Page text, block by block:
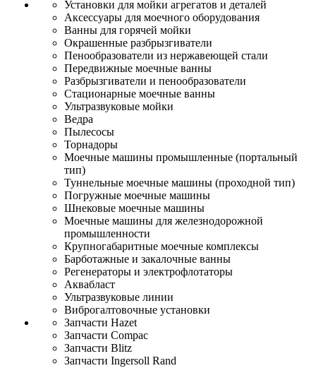
Установки для мойки агрегатов и деталей
Аксессуары для моечного оборудования
Ванны для горячей мойки
Окрашенные разбрызгиватели
Пенообразователи из нержавеющей стали
Передвижные моечные ванны
Разбрызгиватели и пенообразователи
Стационарные моечные ванны
Ультразвуковые мойки
Ведра
Пылесосы
Торнадоры
Моечные машины промышленные (портальный
тип)
Туннельные моечные машины (проходной тип)
Погружные моечные машины
Шнековые моечные машины
Моечные машины для железнодорожной
промышленности
Крупногабаритные моечные комплексы
Барботажные и закалочные ванны
Регенераторы и электрофлотаторы
Аквабласт
Ультразвуковые линии
Виброгалтовочные установки
Запчасти Hazet
Запчасти Compac
Запчасти Blitz
Запчасти Ingersoll Rand